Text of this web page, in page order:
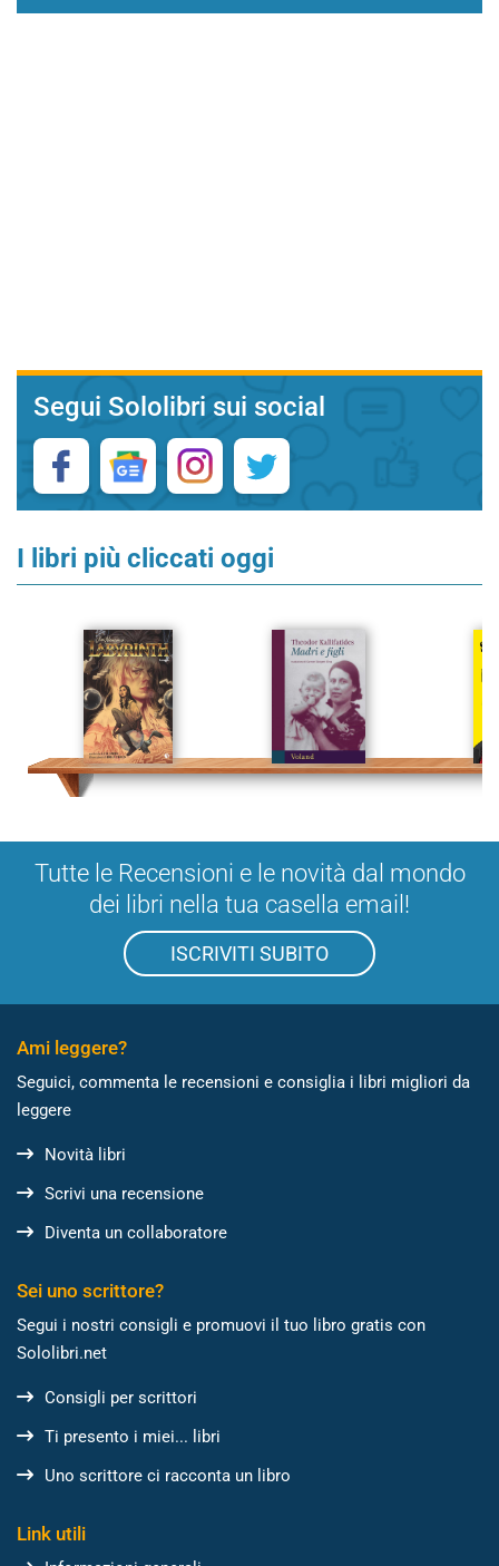
Segui Sololibri sui social
I libri più cliccati oggi
Tutte le Recensioni e le novità dal mondo
dei libri nella tua casella email!
ISCRIVITI SUBITO
Ami leggere?
Seguici, commenta le recensioni e consiglia i libri migliori da
leggere
Novità libri
Scrivi una recensione
Diventa un collaboratore
Sei uno scrittore?
Segui i nostri consigli e promuovi il tuo libro gratis con
Sololibri.net
Consigli per scrittori
Ti presento i miei... libri
Uno scrittore ci racconta un libro
Link utili